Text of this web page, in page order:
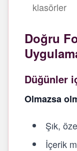
klasörler
Doğru
Düğünler
Olmazsa
Şık,
İçerik